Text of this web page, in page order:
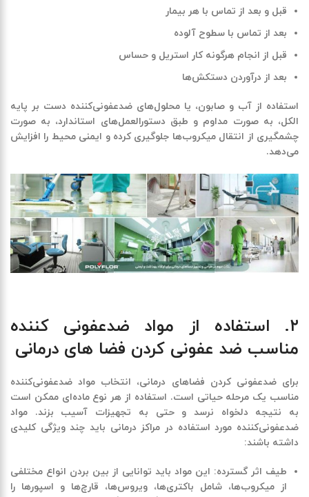
قبل و بعد از تماس با هر بیمار
بعد از تماس با سطوح آلوده
قبل از انجام هرگونه کار استریل و حساس
بعد از درآوردن دستکش‌ها
استفاده از آب و صابون، یا محلول‌های ضدعفونی‌کننده دست بر پایه
الکل، به صورت مداوم و طبق دستورالعمل‌های استاندارد، به صورت
چشمگیری از انتقال میکروب‌ها جلوگیری کرده و ایمنی محیط را افزایش
می‌دهد.
۲. استفاده از مواد ضدعفونی ‌کننده
مناسب ضد عفونی کردن فضا های درمانی
برای ضدعفونی کردن فضاهای درمانی، انتخاب مواد ضدعفونی‌کننده
مناسب یک مرحله حیاتی است. استفاده از هر نوع ماده‌ای ممکن است
به نتیجه دلخواه نرسد و حتی به تجهیزات آسیب بزند. مواد
ضدعفونی‌کننده مورد استفاده در مراکز درمانی باید چند ویژگی کلیدی
داشته باشند:
طیف اثر گسترده: این مواد باید توانایی از بین بردن انواع مختلفی
از میکروب‌ها، شامل باکتری‌ها، ویروس‌ها، قارچ‌ها و اسپورها را